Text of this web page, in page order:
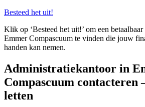
Besteed het uit!
Klik op ‘Besteed het uit!’ om een
Emmer Compascuum te vinden die jouw
handen kan nemen.
Administratiekantoor in
Compascuum contacteren
letten